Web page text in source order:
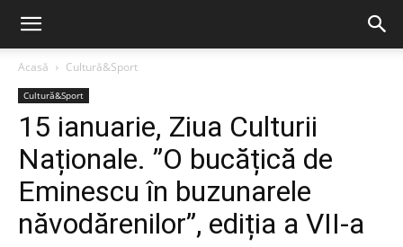
Acasă Cultură&Sport
Cultură&Sport
15 ianuarie, Ziua Culturii
Naționale. ”O bucățică de
Eminescu în buzunarele
năvodărenilor”, ediția a VII-a